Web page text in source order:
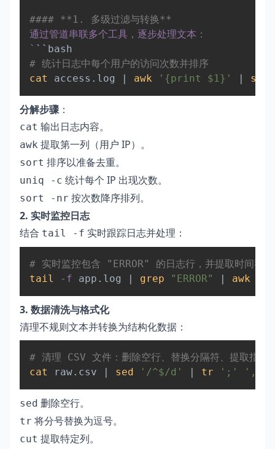
#### **1. 多级过滤与转换**
`
# 统计日志中每个用户的访问次数并排序
cat
access.log | awk '{print $1}' | sort
分解步骤：
cat 输出日志内容。
awk 提取第一列（用户 IP）。
sort 排序以准备去重。
uniq -c 统计每个 IP 出现次数。
sort -nr 按次数降序排列。
2. 实时监控日志
结合 tail -f 实时跟踪日志并处理：
# 实时监控包含 "ERROR" 的日志行，并提取时间
tail
-f app.log | grep "ERROR" | awk
Copy
3. 数据清洗与格式化
清理不规则文本并转换为结构化数据：
# 清理 CSV 文件：删除空行、替换分隔符、提取指
cat
raw.csv | sed '/^$/d' | tr ';' ','
Copy
sed 删除空行。
tr 将分号替换为逗号。
cut 提取特定列。